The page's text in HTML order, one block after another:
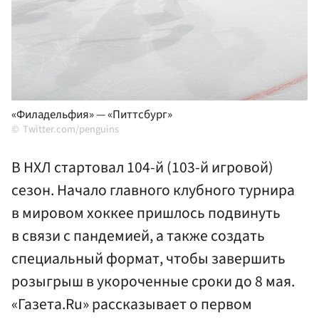
«Филадельфия» — «Питтсбург»
Тwitter.com/penguins
В НХЛ стартовал 104-й (103-й игровой)
сезон. Начало главного клубного турнира
в мировом хоккее пришлось подвинуть
в связи с пандемией, а также создать
специальный формат, чтобы завершить
розыгрыш в укороченные сроки до 8 мая.
«Газета.Ru» рассказывает о первом